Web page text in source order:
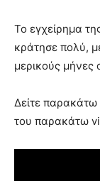
Το εγχείρημα
κράτησε πολύ,
μερικούς μήνες
Δείτε παρακάτω
του παρακάτω